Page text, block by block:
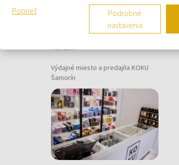
Kontaktný formulár
Kontakt
Výdajné miesto a predajňa KOKU
Šamorín
Poprieť
Podrobné
nastavenia